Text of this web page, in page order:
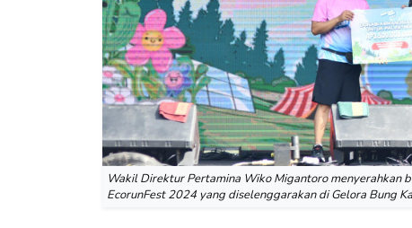
Wakil Direktur Pertamina Wiko Migantoro menyerahkan
EcorunFest 2024 yang diselenggarakan di Gelora Bung